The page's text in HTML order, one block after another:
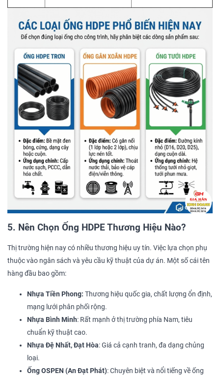
5. Nên Chọn Ống HDPE Thương Hiệu Nào?
Thị trường hiện nay có nhiều thương hiệu uy tín. Việc lựa chọn phụ
thuộc vào ngân sách và yêu cầu kỹ thuật của dự án. Một số cái tên
hàng đầu bao gồm:
Nhựa Tiền Phong: Thương hiệu quốc gia, chất lượng ổn định,
mạng lưới phân phối rộng.
Nhựa Bình Minh: Rất mạnh ở thị trường phía Nam, tiêu
chuẩn kỹ thuật cao.
Nhựa Đệ Nhất, Đạt Hòa: Giá cả cạnh tranh, đa dạng chủng
loại.
Ống OSPEN (An Đạt Phát): Chuyên biệt và nổi tiếng về ống